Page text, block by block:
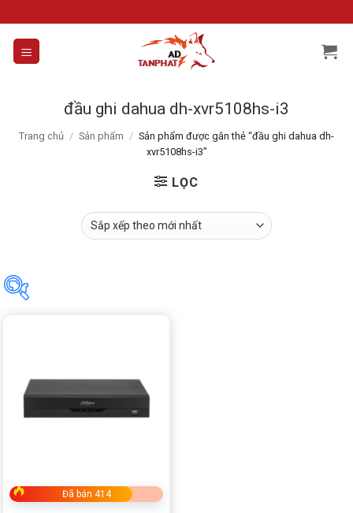
to
content
đầu ghi dahua dh-xvr5108hs-i3
Trang chủ / Sản phẩm / Sản phẩm được gắn thẻ “đầu ghi dahua dh-
xvr5108hs-i3”
LỌC
ĐIỆN THOẠI - LINH KIỆN
BÀN PHÍM - CHUỘT
Đã bán 414